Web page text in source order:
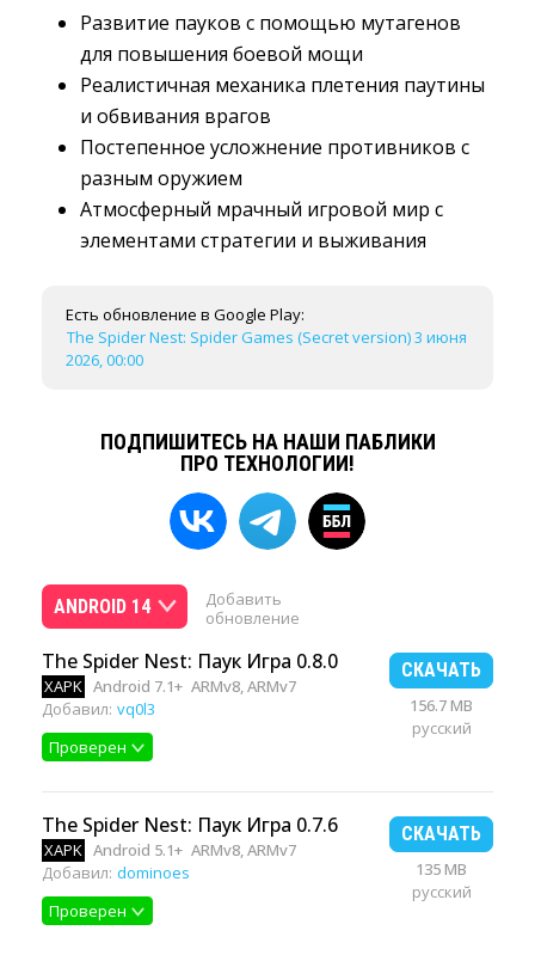
Развитие пауков с помощью мутагенов
для повышения боевой мощи
Реалистичная механика плетения паутины
и обвивания врагов
Постепенное усложнение противников с
разным оружием
Атмосферный мрачный игровой мир с
элементами стратегии и выживания
Есть обновление в Google Play:
The Spider Nest: Spider Games (Secret version) 3 июня
2026, 00:00
ПОДПИШИТЕСЬ НА НАШИ ПАБЛИКИ
ПРО ТЕХНОЛОГИИ!
ANDROID 14
Добавить
обновление
The Spider Nest: Паук Игра 0.8.0
XAPK Android 7.1+ ARMv8, ARMv7
Добавил: vq0l3
Проверен
СКАЧАТЬ
156.7 MB
русский
The Spider Nest: Паук Игра 0.7.6
XAPK Android 5.1+ ARMv8, ARMv7
Добавил: dominoes
Проверен
СКАЧАТЬ
135 MB
русский